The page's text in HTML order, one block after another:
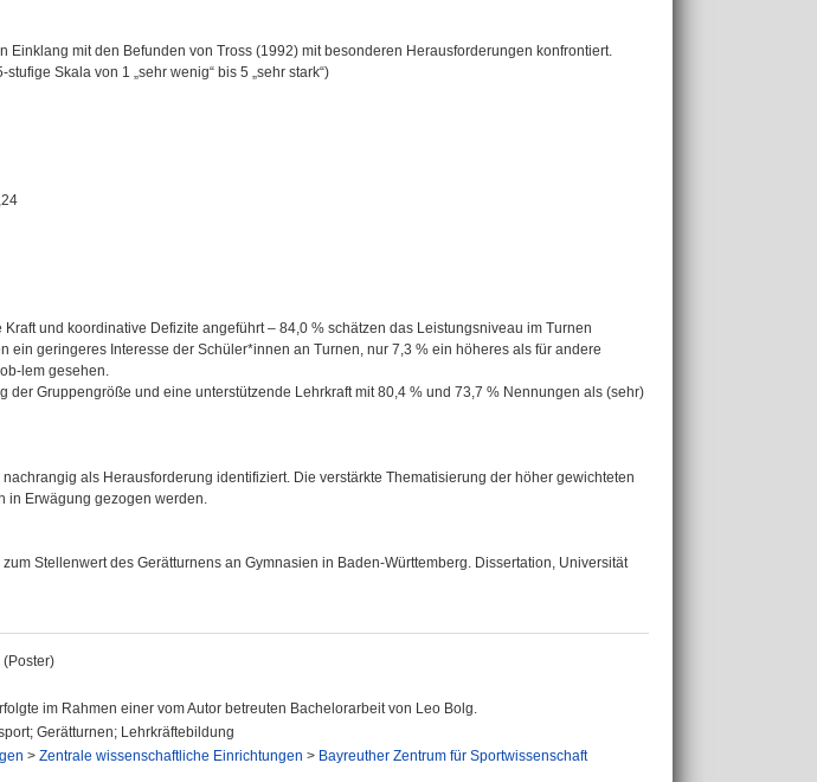
Einklang mit den Befunden von Tross (1992) mit besonderen Herausforderungen konfrontiert.
Skala von 1 „sehr wenig“ bis 5 „sehr stark“)
und koordinative Defizite angeführt – 84,0 % schätzen das Leistungsniveau im Turnen
ein geringeres Interesse der Schüler*innen an Turnen, nur 7,3 % ein höheres als für andere
lem gesehen.
Gruppengröße und eine unterstützende Lehrkraft mit 80,4 % und 73,7 % Nennungen als (sehr)
als Herausforderung identifiziert. Die verstärkte Thematisierung der höher gewichteten
in Erwägung gezogen werden.
Stellenwert des Gerätturnens an Gymnasien in Baden-Württemberg. Dissertation, Universität
im Rahmen einer vom Autor betreuten Bachelorarbeit von Leo Bolg.
Gerätturnen; Lehrkräftebildung
> Zentrale wissenschaftliche Einrichtungen > Bayreuther Zentrum für Sportwissenschaft